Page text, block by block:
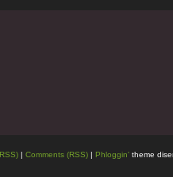
| Comments (RSS) | Phloggin' theme